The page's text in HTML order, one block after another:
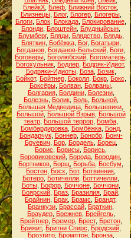
БлейкХ Блеф Ближний Восток
Близнецы, Блог, Блогер, Блогеры,
Блоги Блок Блокада Блокирование
Блонди Блоштейн Блудныйсын
Блумберг, Бляди, Блядство, Блядь,
Бляткин, Бобёжка, Бог, Богатыри,
Богданов Богданов-Бельский Боги
Боговеры Боголюбский Богоматерь
Богохульник Бодлер Бодряк-Идиот,
Бодряки-Идиоты, Боза, Бозик,
Бойкот, Бойтнер, Боколл, Бокр, Бокс
Боксёры, Болван, Болваны,
Болгария, Болдини, Болезни,
Болезнь, Болик, Боль, Больной,
Большая Медведица Большевики
Большой, Большой Взрыв, Большой
театр Большой террор Бомба
Бомбардировка, Бомбёжка, Бонд,
Бондарчук, Боннер, Бонобо, Бонч-
Бруевич
Бор, Бордель, Борец,
Борис
Борисы Борись
Боровиковский Борода Бородин
Бортников Борщ Борьба Босбум
Бостон Босх Бот, Ботвинник
Ботеро Ботичелли Боттичелли
Боты, Бофор, Боччоне, Боччони,
Боярский Браз Бразилия Брай
Брайнин Брак Брамс Брандт,
Бранкузи Брассай Браткин
Браудер, Брежнев, Брейгель,
Брейтнер, Бремер, Брест, Бретон,
Брижит, Бритни Спирс Бродский
Брозтито, Бромптон, Бронза,